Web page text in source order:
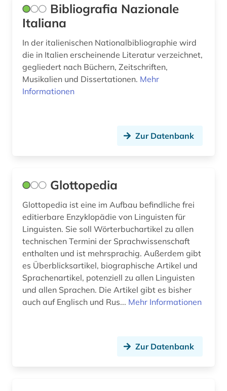
&lt;unterrichtsfach&gt; (1)
neuerwerbung (1)
norwegen (1)
personenname (1)
philosophie (1)
phonologie (1)
phraseologie (1)
polnisch (1)
Bibliografia Nazionale
Italiana
In der italienischen Nationalbibliographie wird
die in Italien erscheinende Literatur verzeichnet,
gegliedert nach Büchern, Zeitschriften,
Musikalien und Dissertationen. Mehr
Informationen
Zur Datenbank
Glottopedia
Glottopedia ist eine im Aufbau befindliche frei
editierbare Enzyklopädie von Linguisten für
Linguisten. Sie soll Wörterbuchartikel zu allen
technischen Termini der Sprachwissenschaft
enthalten und ist mehrsprachig. Außerdem gibt
es Überblicksartikel, biographische Artikel und
Sprachenartikel, potenziell zu allen Linguisten
und allen Sprachen. Die Artikel gibt es bisher
auch auf Englisch und Rus... Mehr Informationen
Zur Datenbank